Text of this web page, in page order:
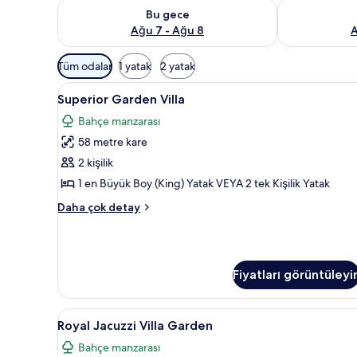
Bu gece
Ağu 7 - Ağu 8
Bu gece için müsaitliği kontrol et Ağu 7 - Ağu 8
Yarın için
Odalar
için
mevcut
filtreler
Tüm odalar 1 yatak 2 yatak
Superior
Garden
Villa
için
tüm
fotoğrafları
görün
Kaliteli yatak takımı, Select
7
Superior Garden Villa
Bahçe manzarası
58 metre kare
2 kişilik
1 en Büyük Boy (King) Yatak VEYA 2 tek Kişilik Yatak
Daha çok detay
Superior
detay
Fiyatları
Royal
Jacuzzi
Villa
7
Royal Jacuzzi Villa Garden
Bahçe manzarası